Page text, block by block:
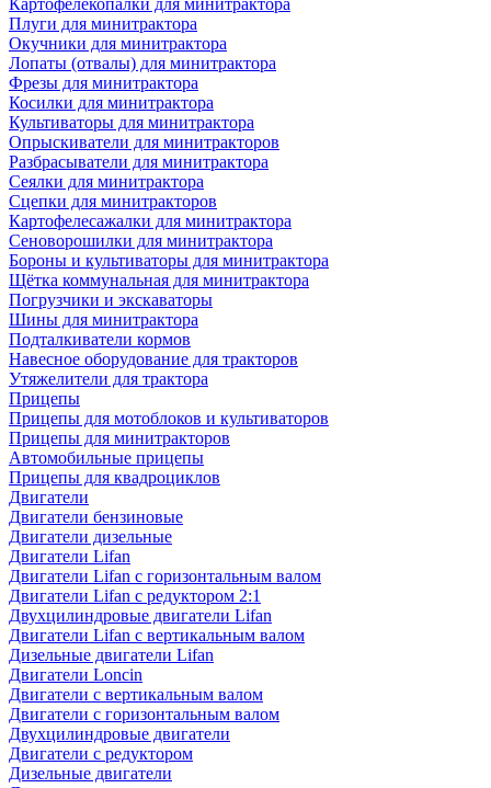
Картофелекопалки для минитрактора
Плуги для минитрактора
Окучники для минитрактора
Лопаты (отвалы) для минитрактора
Фрезы для минитрактора
Косилки для минитрактора
Культиваторы для минитрактора
Опрыскиватели для минитракторов
Разбрасыватели для минитрактора
Сеялки для минитрактора
Сцепки для минитракторов
Картофелесажалки для минитрактора
Сеноворошилки для минитрактора
Бороны и культиваторы для минитрактора
Щётка коммунальная для минитрактора
Погрузчики и экскаваторы
Шины для минитрактора
Подталкиватели кормов
Навесное оборудование для тракторов
Утяжелители для трактора
Прицепы
Прицепы для мотоблоков и культиваторов
Прицепы для минитракторов
Автомобильные прицепы
Прицепы для квадроциклов
Двигатели
Двигатели бензиновые
Двигатели дизельные
Двигатели Lifan
Двигатели Lifan с горизонтальным валом
Двигатели Lifan с редуктором 2:1
Двухцилиндровые двигатели Lifan
Двигатели Lifan с вертикальным валом
Дизельные двигатели Lifan
Двигатели Loncin
Двигатели с вертикальным валом
Двигатели с горизонтальным валом
Двухцилиндровые двигатели
Двигатели с редуктором
Дизельные двигатели